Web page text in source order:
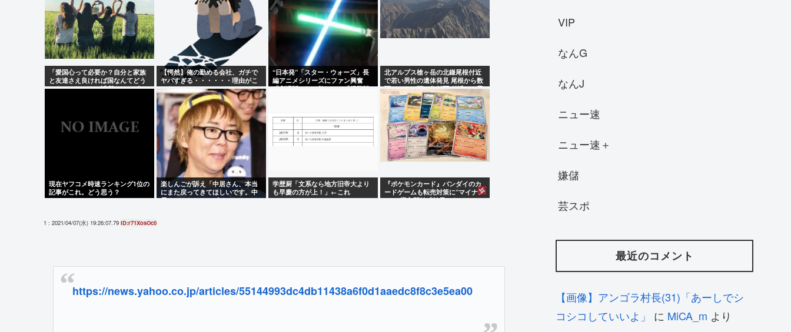
「愛国心って必要か？自分と家族
と友達さえ良ければ国なんてどう
でもいいじゃん。近所のコンビニ
【愕然】俺の勤める会社、ガチで
ヤバすぎる・・・・・・理由がこ
ちら・・・・・・
“日本発”「スター・ウォーズ」長
編アニメシリーズにファン興奮
「劇場版にして欲しい」「艦隊戦
北アルプス槍ヶ岳の北鎌尾根付近
で若い男性の遺体発見 尾根から数
百メートル下の急斜面 付近では男
子大学生の行方がわからず
現在ヤフコメ時速ランキング1位の
記事がこれ。どう思う？
楽しんごが訴え「中居さん、本当
にまた戻ってきてほしいです。中
居さんいないテレビは…」
学歴厨「文系なら地方旧帝大より
も早慶の方が上！」←これ
『ポケモンカード』バンダイのカ
ードゲームも転売対策に”マイナン
バー”導入開始「効果テキメン」
1 : 2021/04/07(水) 19:26:07.79 ID:r71XosOc0
https://news.yahoo.co.jp/articles/55144993dc4db11438a6f0d1aaedc8f8c3e5ea00
VIP
なんG
なんJ
ニュー速
ニュー速＋
嫌儲
芸スポ
最近のコメント
【画像】アンゴラ村長(31)「あーしでシ
コシコしていいよ」
に MiCA_m より